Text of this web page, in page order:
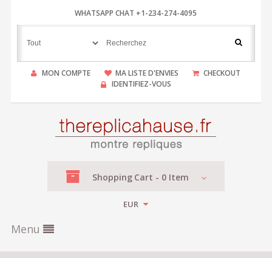
WHATSAPP CHAT +1-234-274-4095
MON COMPTE MA LISTE D'ENVIES
CHECKOUT
IDENTIFIEZ-VOUS
Shopping Cart - 0Item
EUR
Menu